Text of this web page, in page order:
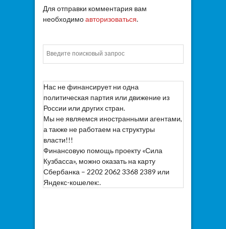
Для отправки комментария вам
необходимоавторизоваться.
Нас не финансирует ни одна
политическая партия или движение из
России или других стран.
Мы не являемся иностранными агентами,
а также не работаем на структуры
власти!!!
Финансовую помощь проекту «Сила
Кузбасса», можно оказать на карту
Сбербанка – 2202 2062 3368 2389 или
Яндекс-кошелек:.